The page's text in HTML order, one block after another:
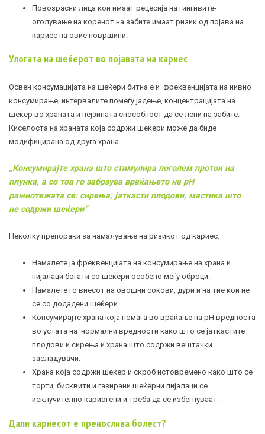
Повозрасни лица кои имаат рецесија на гингивите-
оголување на коренот на забите имаат ризик од појава на
кариес на овие површини.
Улогата на шеќерот во појавата на кариес
Освен консумацијата на шеќери битна е и фреквенцијата на нивно
консумирање, интервалите помеѓу јадење, концентрацијата на
шеќер во храната и нејзината способност да се лепи на забите.
Киселоста на храната која содржи шеќери може да биде
модифицирана од друга храна.
„Консумирајте храна што стимулира поголем проток на
плунка, а со тоа го забрзува враќањето на pH
рамнотежата се: сирења, јаткасти плодови, мастика што
не содржи шеќери“
Неколку препораки за намалување на ризикот од кариес:
Намалете ја фреквенцијата на консумирање на храна и
пијалаци богати со шеќери особено меѓу оброци.
Намалете го внесот на овошни сокови, дури и на тие кои не
се со додадени шеќери.
Консумирајте храна која помага во враќање на pH вредноста
во устата на нормални вредности како што се јаткастите
плодови и сирења и храна што содржи вештачки
засладувачи.
Храна која содржи шеќер и скроб истовремено како што се
торти, бисквити и газирани шеќерни пијалаци се
исклучително кариогени и треба да се избегнуваат.
Дали кариесот е пренослива болест?